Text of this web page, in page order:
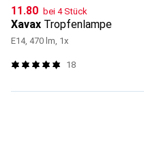
CHF
11.80 bei 4 Stück
Xavax Tropfenlampe
E14, 470 lm, 1x
18